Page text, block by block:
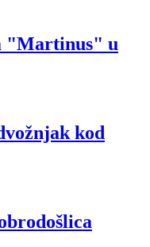
"Martinus" u
kod